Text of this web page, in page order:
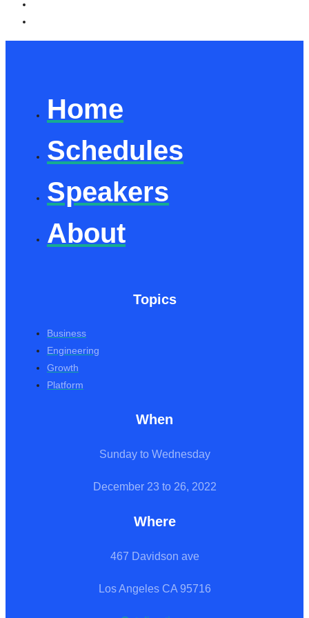
Home
Schedules
Speakers
About
Topics
Business
Engineering
Growth
Platform
When
Sunday to Wednesday
December 23 to 26, 2022
Where
467 Davidson ave
Los Angeles CA 95716